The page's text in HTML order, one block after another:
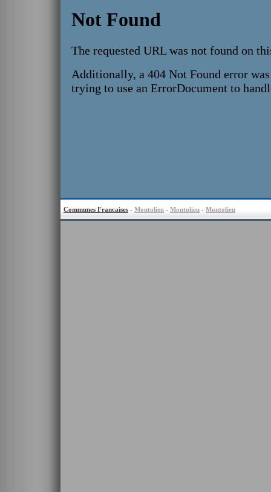
Communes Francaises - Montolieu - Montolieu - Montolieu